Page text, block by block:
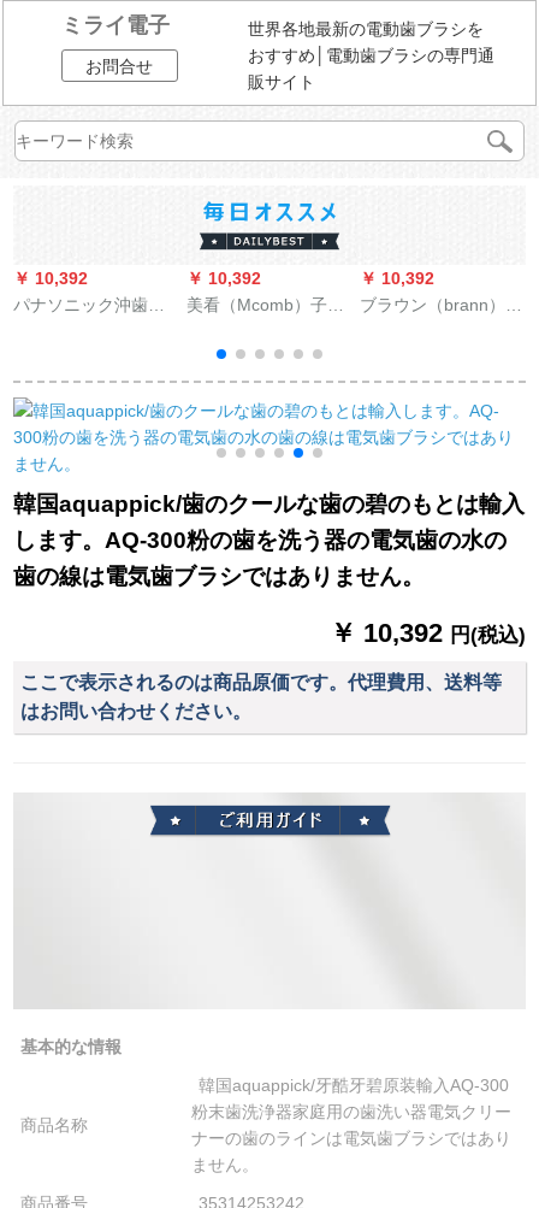
ミライ電子
お問合せ
世界各地最新の電動歯ブラシを
おすすめ│電動歯ブラシの専門通
販サイト
￥ 10,392
パナソニック沖歯器
口の中で洗浄する歯
洗浄機EW 1611 EW
1611 EW 1611 EW
￥ 10,392
美看（Mcomb）子供
ッド付きナノ軟毛包
ゴムブラシはMcomb
U子供用電動歯ブラシ
ブルー六本入りで
す。
￥ 10,392
ブラウン（brann）ド
ラシヘッド電動交換
歯ブラシ大人歯ブラ
シヘッドEB 20-8+2ダ
10本
韓国aquappick/歯のクールな歯の碧のもとは輸入
します。AQ-300粉の歯を洗う器の電気歯の水の
歯の線は電気歯ブラシではありません。
￥ 10,392 円(税込)
ここで表示されるのは商品原価です。代理費用、送料等
はお問い合わせください。
基本的な情報
商品名称
韓国aquappick/牙酷牙碧原装輸入AQ-300
粉末歯洗浄器家庭用の歯洗い器電気クリー
ナーの歯のラインは電気歯ブラシではあり
ません。
商品番号
35314253242